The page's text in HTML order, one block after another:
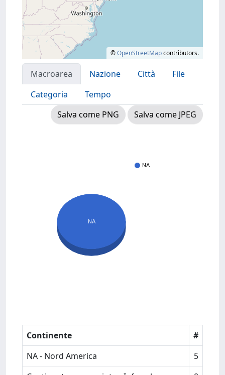
©OpenStreetMapcontributors.
Macroarea Nazione Città
File
Categoria
Tempo
Salva come PNG
Salva come JPEG
NA
NA
Continente
#
NA - Nord America
5